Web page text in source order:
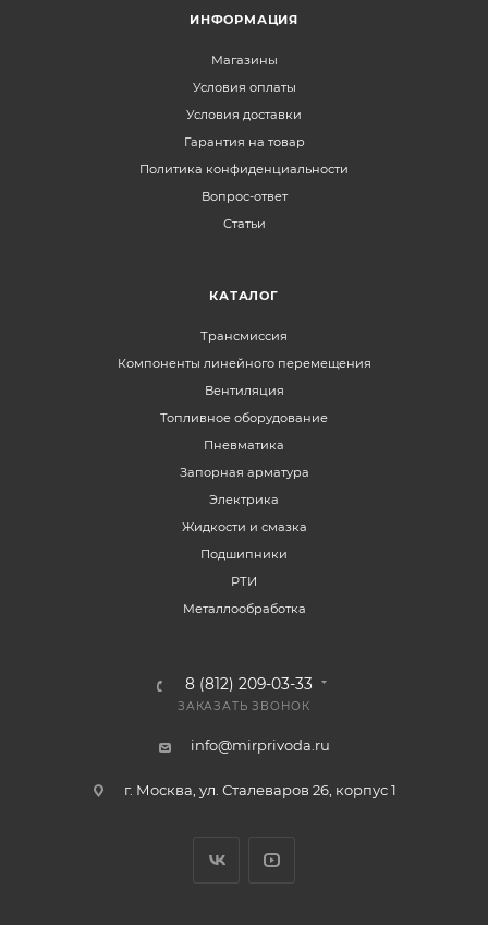
ИНФОРМАЦИЯ
Магазины
Условия оплаты
Условия доставки
Гарантия на товар
Политика конфиденциальности
Вопрос-ответ
Статьи
КАТАЛОГ
Трансмиссия
Компоненты линейного перемещения
Вентиляция
Топливное оборудование
Пневматика
Запорная арматура
Электрика
Жидкости и смазка
Подшипники
РТИ
Металлообработка
8 (812) 209-03-33
ЗАКАЗАТЬ ЗВОНОК
info@mirprivoda.ru
г. Москва, ул. Сталеваров 26, корпус 1